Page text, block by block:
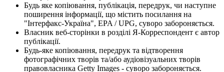
Будь яке копіювання, публікація, передрук, чи наступне
поширення інформації, що містить посилання на
"Інтерфакс-Україна", EPA / UPG, суворо забороняється.
Власник веб-сторінки в розділі Я-Корреспондент є автор
публікації.
Будь-яке копіювання, передрук та відтворення
фотографічних творів та/або аудіовізуальних творів
правовласника Getty Images - суворо забороняється.